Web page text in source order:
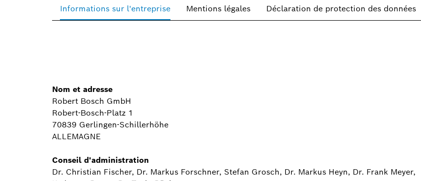
Informations sur l'entreprise Mentions légales Déclaration de protection des données
Nom et adresse
Robert Bosch GmbH
Robert-Bosch-Platz 1
70839 Gerlingen-Schillerhöhe
ALLEMAGNE
Conseil d'administration
Dr. Christian Fischer, Dr. Markus Forschner, Stefan Grosch, Dr. Markus Heyn, Dr. Frank Meyer,